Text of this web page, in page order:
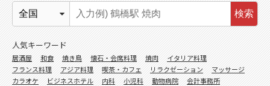
検索
人気キーワード
居酒屋 和食 焼き鳥 懐石・会席料理 焼肉
イタリア料理
フランス料理
アジア料理 喫茶・カフェ リラクゼーション
マッサージ
カラオケ
ビジネスホテル 内科 小児科 動物病院
会計事務所